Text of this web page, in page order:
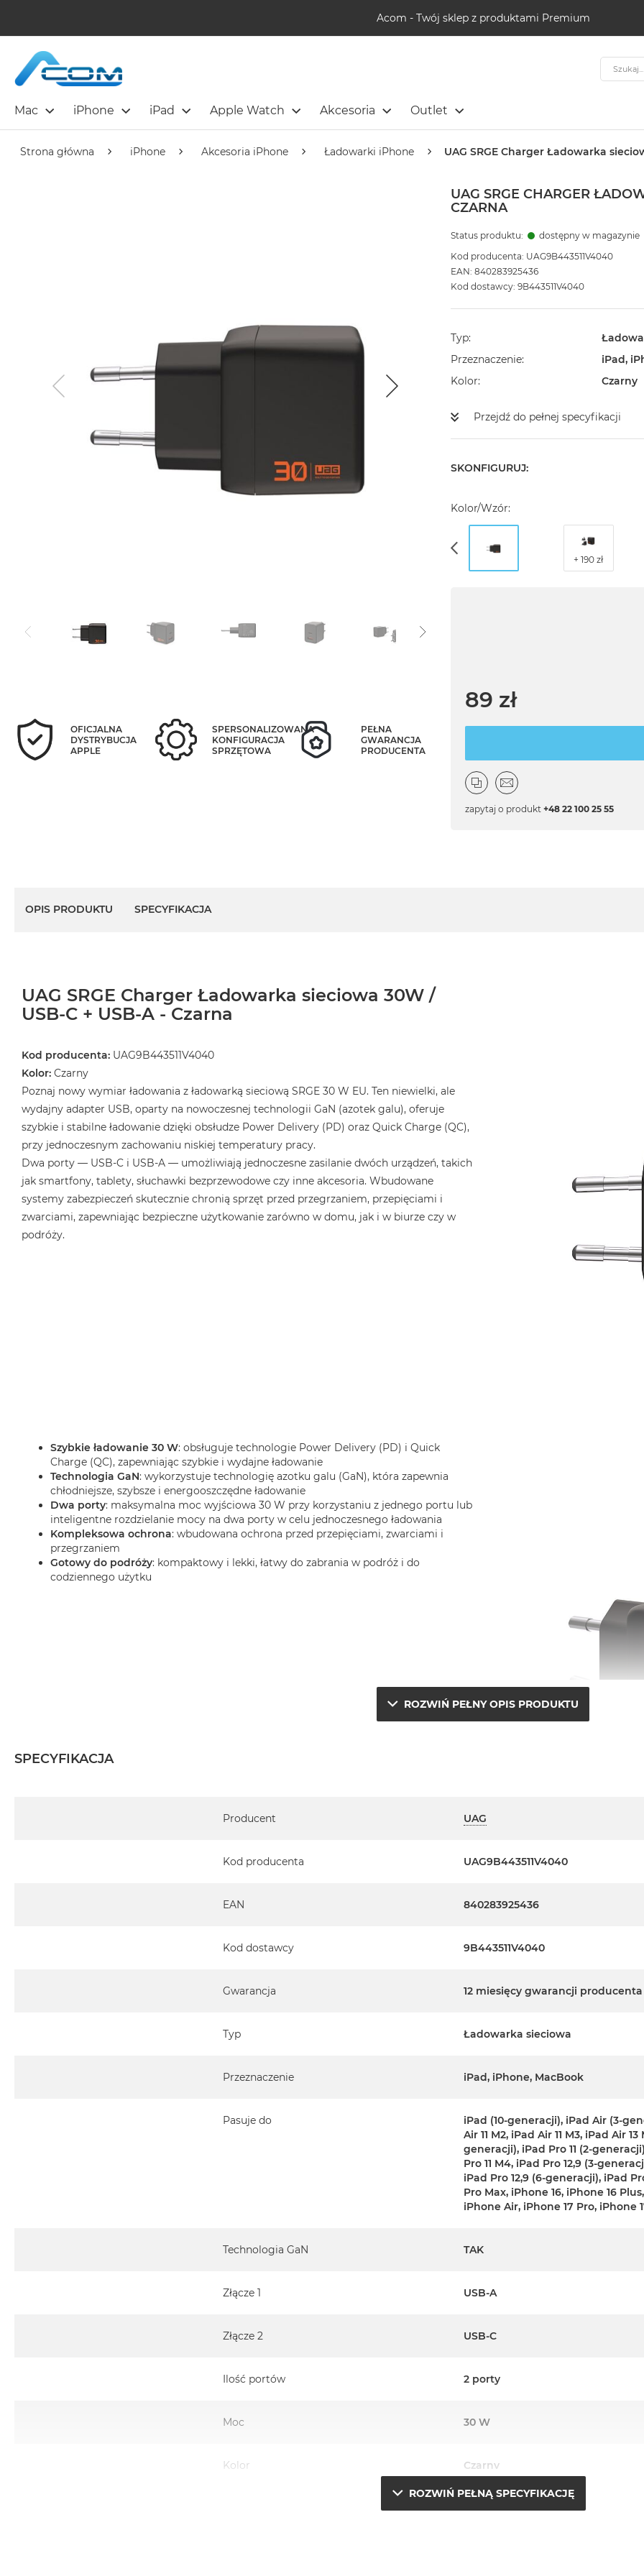
Acom - Twój sklep z produktami Premium
Mac iPhone iPad Apple Watch Akcesoria Outlet
Szukaj
Strona główna iPhone Akcesoria iPhone Ładowarki iPhone UAG SRGE Charger Ładowarka
UAG SRGE CHARGER
CZARNA
Status produktu:
dostępny w magazynie
Kod producenta: UAG9B443511V4040
EAN: 840283925436
Kod dostawcy: 9B443511V4040
Typ
Przeznaczenie
iPad,
Kolor
Czarny
Przejdź do pełnej specyfikacji
SKONFIGURUJ:
Kolor/Wzór:
89 zł
zapytaj o produkt +48 22 100 25 55
OFICJALNA
DYSTRYBUCJA
APPLE
SPERSONALIZOWANA
KONFIGURACJA
SPRZĘTOWA
PEŁNA
GWARANCJA
PRODUCENTA
OPIS PRODUKTU SPECYFIKACJA
UAG SRGE Charger Ładowarka sieciowa 30W /
USB-C + USB-A - Czarna
Kod producenta: UAG9B443511V4040
Kolor: Czarny
Poznaj nowy wymiar ładowania z ładowarką sieciową SRGE 30 W EU. Ten niewielki, ale
wydajny adapter USB, oparty na nowoczesnej technologii GaN (azotek galu), oferuje
szybkie i stabilne ładowanie dzięki obsłudze Power Delivery (PD) oraz Quick Charge (QC),
przy jednoczesnym zachowaniu niskiej temperatury pracy.
Dwa porty — USB-C i USB-A — umożliwiają jednoczesne zasilanie dwóch urządzeń, takich
jak smartfony, tablety, słuchawki bezprzewodowe czy inne akcesoria. Wbudowane
systemy zabezpieczeń skutecznie chronią sprzęt przed przegrzaniem, przepięciami i
zwarciami, zapewniając bezpieczne użytkowanie zarówno w domu, jak i w biurze czy w
podróży.
Szybkie ładowanie 30 W: obsługuje technologie Power Delivery (PD) i Quick
Charge (QC), zapewniając szybkie i wydajne ładowanie
Technologia GaN: wykorzystuje technologię azotku galu (GaN), która zapewnia
chłodniejsze, szybsze i energooszczędne ładowanie
Dwa porty: maksymalna moc wyjściowa 30 W przy korzystaniu z jednego portu lub
inteligentne rozdzielanie mocy na dwa porty w celu jednoczesnego ładowania
Kompleksowa ochrona: wbudowana ochrona przed przepięciami, zwarciami i
przegrzaniem
Gotowy do podróży: kompaktowy i lekki, łatwy do zabrania w podróż i do
codziennego użytku
ROZWIŃ PEŁNY OPIS PRODUKTU
SPECYFIKACJA
Producent
UAG
Kod producenta UAG9B443511V4040
EAN 840283925436
Kod dostawcy 9B443511V4040
Gwarancja 12 miesięcy gwarancji producenta
Typ Ładowarka sieciowa
Przeznaczenie iPad, iPhone, MacBook
Pasuje do
iPad (10-generacji), iPad Air (3-
Air 11 M2, iPad Air 11 M3, iPad Air
generacji), iPad Pro 11 (2-
Pro 11 M4, iPad Pro 12,9 (3-
iPad Pro 12,9 (6-generacji), iPad
Pro Max, iPhone 16, iPhone 16
iPhone Air, iPhone 17 Pro, iPhone
Technologia GaN TAK
Złącze 1 USB-A
Złącze 2 USB-C
Ilość portów 2 porty
Moc 30 W
Kolor Czarny
Ładowarka sieciowa 30W
ROZWIŃ PEŁNĄ SPECYFIKACJĘ